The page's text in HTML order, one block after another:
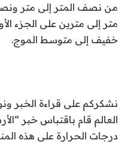
من نصف المتر إلى متر
متر إلى مترين على الجزء
خفيف إلى متوسط الموج.
نشكركم على قراءة الخبر
العالم قام باقتباس خبر
درجات الحرارة على هذه